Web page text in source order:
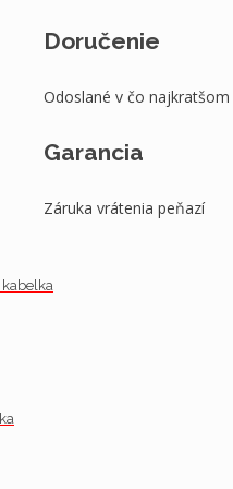
Doručenie
Odoslané v čo najkratšom
Garancia
Záruka vrátenia peňazí
kabelka